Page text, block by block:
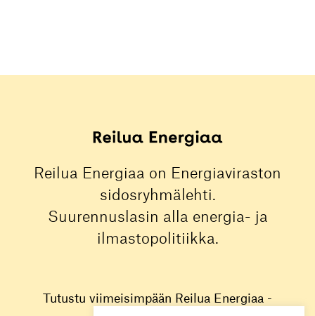
Reilua Energiaa on Energiaviraston
sidosryhmälehti.
Suurennuslasin alla energia- ja
ilmastopolitiikka.
Tutustu viimeisimpään Reilua Energiaa -